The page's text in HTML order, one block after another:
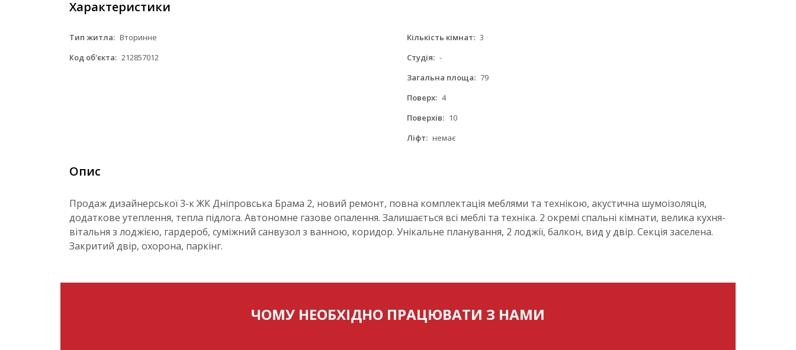
Характеристики
Тип житла: Вторинне
Код об'єкта: 212857012
Кількість кімнат: 3
Студія: -
Загальна площа: 79
Поверх: 4
Поверхів: 10
Ліфт: немає
Опис
Продаж дизайнерської 3-к ЖК Дніпровська Брама 2, новий ремонт, повна комплектація меблями та технікою, акустична шумоізоляція,
додаткове утеплення, тепла підлога. Автономне газове опалення. Залишається всі меблі та техніка. 2 окремі спальні кімнати, велика кухня-
вітальня з лоджією, гардероб, суміжний санвузол з ванною, коридор. Унікальне планування, 2 лоджії, балкон, вид у двір. Секція заселена.
Закритий двір, охорона, паркінг.
ЧОМУ НЕОБХІДНО ПРАЦЮВАТИ З НАМИ